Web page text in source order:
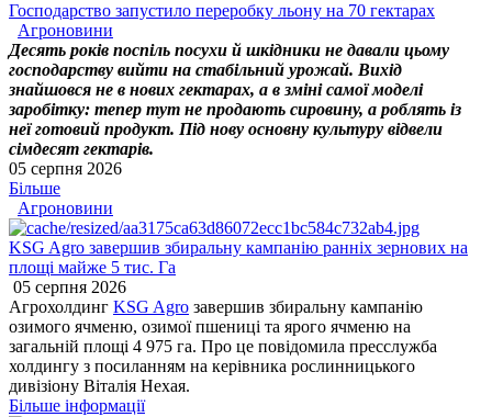
Господарство запустило переробку льону на 70 гектарах
Агроновини
Десять років поспіль посухи й шкідники не давали цьому
господарству вийти на стабільний урожай. Вихід
знайшовся не в нових гектарах, а в зміні самої моделі
заробітку: тепер тут не продають сировину, а роблять із
неї готовий продукт. Під нову основну культуру відвели
сімдесят гектарів.
05 серпня 2026
Більше
Агроновини
KSG Agro завершив збиральну кампанію ранніх зернових на
площі майже 5 тис. Га
05 серпня 2026
Агрохолдинг KSG Agro завершив збиральну кампанію
озимого ячменю, озимої пшениці та ярого ячменю на
загальній площі 4 975 га. Про це повідомила пресслужба
холдингу з посиланням на керівника рослинницького
дивізіону Віталія Нехая.
Більше інформації